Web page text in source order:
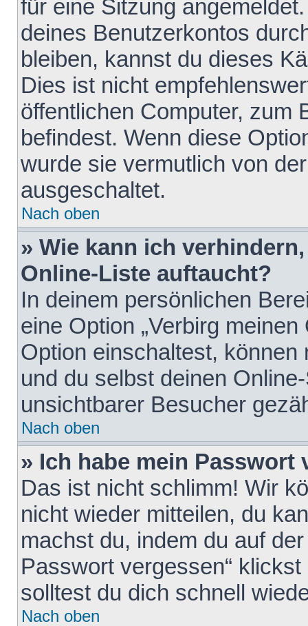
für eine Sitzung
deines Benutzerkontos
bleiben, kannst du dieses
Dies ist nicht
öffentlichen Computer, zum
befindest. Wenn diese
wurde sie vermutlich von
ausgeschaltet.
Nach oben
» Wie kann ich
Online-Liste auftaucht?
In deinem persönlichen
eine Option „Verbirg
Option einschaltest,
und du selbst deinen
unsichtbarer Besucher
Nach oben
» Ich habe mein Passwort
Das ist nicht schlimm! Wir
nicht wieder mitteilen, du
machst du, indem du auf
Passwort vergessen“
solltest du dich schnell
Nach oben